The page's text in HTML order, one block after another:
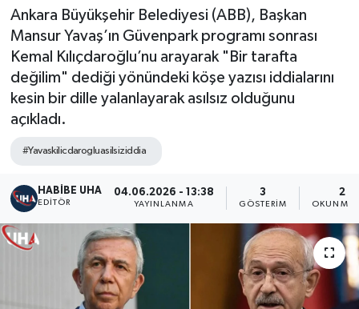
Ankara Büyükşehir Belediyesi (ABB), Başkan
Mansur Yavaş’ın Güvenpark programı sonrası
Kemal Kılıçdaroğlu’nu arayarak "Bir tarafta
değilim" dediği yönündeki köşe yazısı iddialarını
kesin bir dille yalanlayarak asılsız olduğunu
açıkladı.
#Yavaskilicdarogluasilsiziddia
HABİBE UHA
EDITÖR
04.06.2026 - 13:38
YAYINLANMA
3
GÖSTERIM
2
OKUNMA
Yaşam
Son Dakika Haberleri
Haber Arşivi